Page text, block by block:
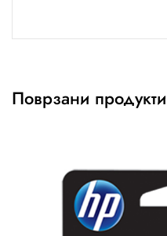
Поврзани продукти